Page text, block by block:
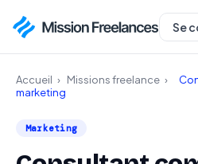
Se
Accueil › Missions freelance ›
marketing
Marketing